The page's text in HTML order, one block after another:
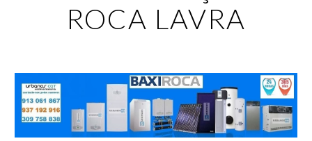
ROCA LAVRA